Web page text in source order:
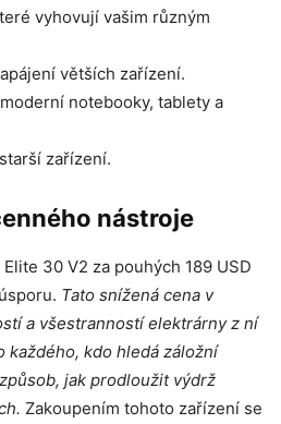
vyhovují vašim různým
větších zařízení.
notebooky, tablety a
zařízení.
nástroje
30 V2 za pouhých 189 USD
Tato snížená cena v
a všestranností elektrárny z ní
kdo hledá záložní
jak prodloužit výdrž
Zakoupením tohoto zařízení se